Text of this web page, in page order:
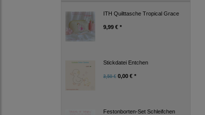
ITH Quilttasche Tropical Grace
9,99 € *
Stickdatei Entchen
3,50 € 0,00 € *
Festonborten-Set Schleifchen